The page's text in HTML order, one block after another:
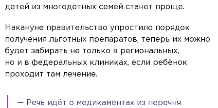
детей из многодетных семей станет проще.
Накануне правительство упростило порядок
получения льготных препаратов, теперь их можно
будет забирать не только в региональных,
но и в федеральных клиниках, если ребёнок
проходит там лечение.
— Речь идёт о медикаментах из перечня